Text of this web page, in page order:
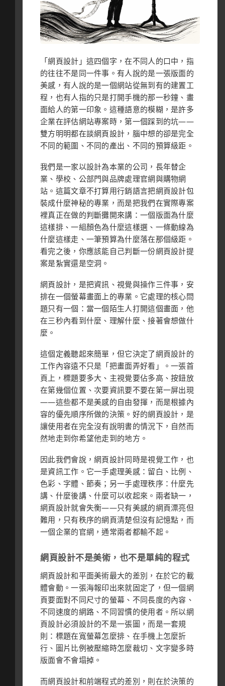
「網頁設計」這四個字，在不同人的口中，指
的往往不是同一件事。有人說的是一張版面的
美感，有人說的是一個網站從無到有的建置工
程，也有人指的只是打開手機的那一秒鐘、畫
面給人的第一印象。這種語意的模糊，是許多
企業在評估網站專案時，第一個踩到的坑——
雙方明明都在談網頁設計，腦中想的卻是完全
不同的範圍、不同的產出、不同的預算級距。
我們是一家以設計為本業的公司，長年替企
業、學校、公部門與品牌處理官網與購物網
站。這篇文章不打算用行銷語言把網頁設計包
裝成什麼神秘的專業，而是把我們在實際專案
裡真正在做的判斷攤開來講：一個版面為什麼
這樣排、一組顏色為什麼這樣選、一條動線為
什麼這樣走、一筆預算為什麼落在那個級距。
看完之後，你應該能自己判斷一份網頁設計提
案是紮實還是空洞。
網頁設計，是把資訊、視覺與操作三件事，安
排在一個螢幕畫面上的專業。它處理的核心問
題只有一個：當一個陌生人打開這個畫面，他
在三秒內看到什麼、理解什麼、接著會想做什
麼。
這個定義聽起來簡單，但它決定了網頁設計的
工作內容遠不只是「把畫面弄好看」。一張首
頁上，標題要多大、主視覺要佔多高、按鈕放
在第幾個位置、次要資訊要不要在第一屏出現
——這些都不是美感的自由發揮，而是根據內
容的優先順序所做的決策。好的網頁設計，是
讓使用者在完全沒有說明書的情況下，自然而
然地走到你希望他走到的地方。
因此我們會說，網頁設計同時是視覺工作，也
是資訊工作。它一手處理美感：留白、比例、
色彩、字體、節奏；另一手處理秩序：什麼先
講、什麼後講、什麼可以收起來。兩者缺一，
網頁設計就會失衡——只有美感的網頁漂亮但
難用，只有秩序的網頁清楚但沒有記憶點，而
一個企業的官網，通常兩者都輸不起。
網頁設計不是美術，也不是單純的程式
網頁設計和平面美術最大的差別，在於它的載
體會動。一張海報印出來就固定了，但一個網
頁要面對不同尺寸的螢幕、不同長度的內容、
不同速度的網路、不同習慣的使用者。所以網
頁設計必須設計的不是一張圖，而是一套規
則：標題在寬螢幕怎麼排、在手機上怎麼折
行、圖片比例被壓縮時怎麼裁切、文字變多時
版面會不會塌掉。
而網頁設計和前端程式的差別，則在於決策的